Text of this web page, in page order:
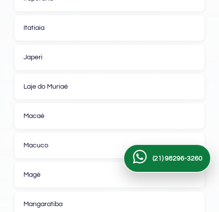
Itatiaia
Japeri
Laje do Muriaé
Macaé
Macuco
Magé
Mangaratiba
(21) 98296-3260